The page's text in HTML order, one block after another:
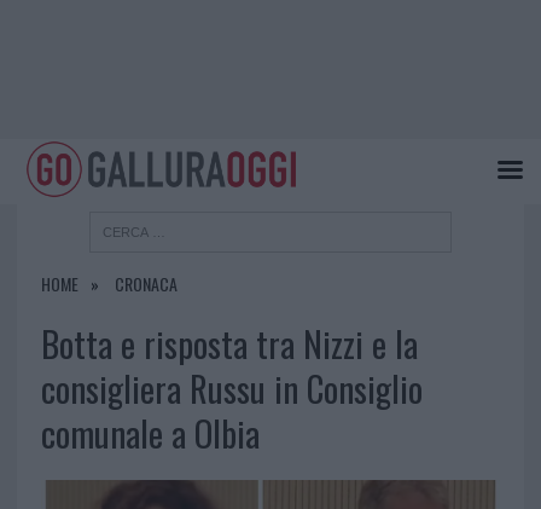
HOME CRONACA
Botta e risposta tra Nizzi e la
consigliera Russu in Consiglio
comunale a Olbia